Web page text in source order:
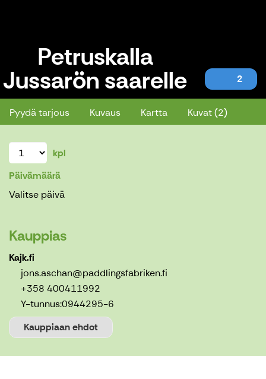
Petruskalla
Jussarön saarelle 2
Petruskalla Jussarön saarelle
Pyydä tarjous Kuvaus Kartta Kuvat (2)
kpl
Päivämäärä
Valitse päivä
Kauppias
Kajk.fi
jons.aschan@paddlingsfabriken.fi
+358 400411992
Y-tunnus:0944295-6
Kauppiaan ehdot